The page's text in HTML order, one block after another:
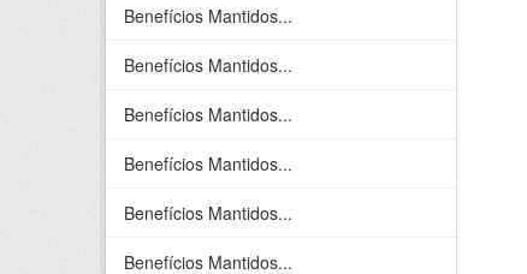
Benefícios Mantidos...
Benefícios Mantidos...
Benefícios Mantidos...
Benefícios Mantidos...
Benefícios Mantidos...
Benefícios Mantidos...